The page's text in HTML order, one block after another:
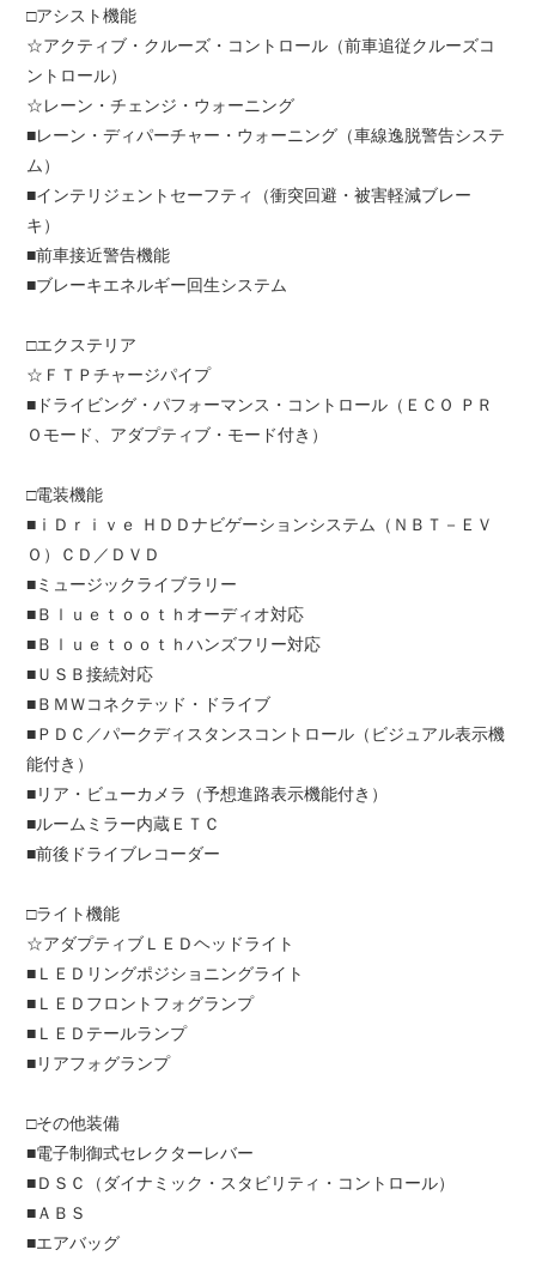
□アシスト機能
☆アクティブ・クルーズ・コントロール（前車追従クルーズコ
ントロール）
☆レーン・チェンジ・ウォーニング
■レーン・ディパーチャー・ウォーニング（車線逸脱警告システ
ム）
■インテリジェントセーフティ（衝突回避・被害軽減ブレー
キ）
■前車接近警告機能
■ブレーキエネルギー回生システム
□エクステリア
☆ＦＴＰチャージパイプ
■ドライビング・パフォーマンス・コントロール（ＥＣＯ ＰＲ
Ｏモード、アダプティブ・モード付き）
□電装機能
■ⅰＤｒｉｖｅ ＨＤＤナビゲーションシステム（ＮＢＴ－ＥＶ
Ｏ）ＣＤ／ＤＶＤ
■ミュージックライブラリー
■Ｂｌｕｅｔｏｏｔｈオーディオ対応
■Ｂｌｕｅｔｏｏｔｈハンズフリー対応
■ＵＳＢ接続対応
■ＢＭＷコネクテッド・ドライブ
■ＰＤＣ／パークディスタンスコントロール（ビジュアル表示機
能付き）
■リア・ビューカメラ（予想進路表示機能付き）
■ルームミラー内蔵ＥＴＣ
■前後ドライブレコーダー
□ライト機能
☆アダプティブＬＥＤヘッドライト
■ＬＥＤリングポジショニングライト
■ＬＥＤフロントフォグランプ
■ＬＥＤテールランプ
■リアフォグランプ
□その他装備
■電子制御式セレクターレバー
■ＤＳＣ（ダイナミック・スタビリティ・コントロール）
■ＡＢＳ
■エアバッグ